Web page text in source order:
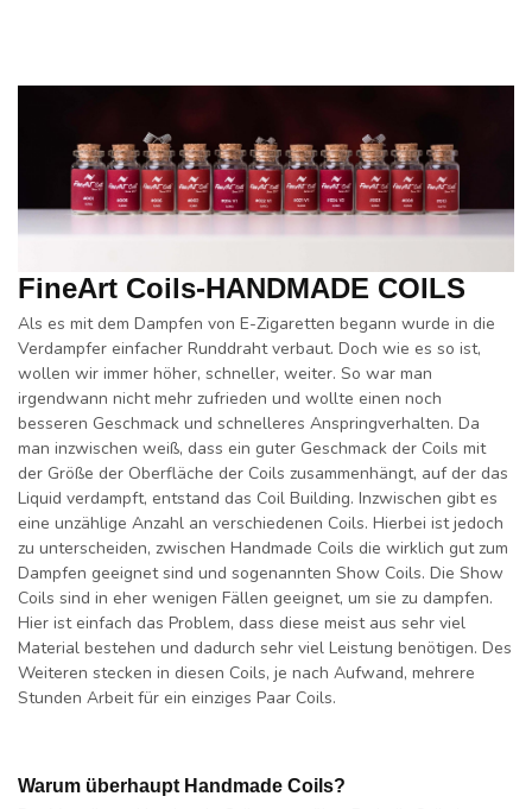
FineArt Coils-HANDMADE COILS
Als es mit dem Dampfen von E-Zigaretten begann wurde in die
Verdampfer einfacher Runddraht verbaut. Doch wie es so ist,
wollen wir immer höher, schneller, weiter. So war man
irgendwann nicht mehr zufrieden und wollte einen noch
besseren Geschmack und schnelleres Anspringverhalten. Da
man inzwischen weiß, dass ein guter Geschmack der Coils mit
der Größe der Oberfläche der Coils zusammenhängt, auf der das
Liquid verdampft, entstand das Coil Building. Inzwischen gibt es
eine unzählige Anzahl an verschiedenen Coils. Hierbei ist jedoch
zu unterscheiden, zwischen Handmade Coils die wirklich gut zum
Dampfen geeignet sind und sogenannten Show Coils. Die Show
Coils sind in eher wenigen Fällen geeignet, um sie zu dampfen.
Hier ist einfach das Problem, dass diese meist aus sehr viel
Material bestehen und dadurch sehr viel Leistung benötigen. Des
Weiteren stecken in diesen Coils, je nach Aufwand, mehrere
Stunden Arbeit für ein einziges Paar Coils.
Warum überhaupt Handmade Coils?